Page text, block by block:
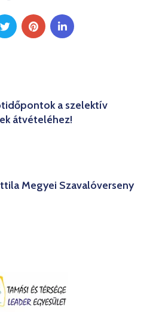
a szelektív
átvételéhez!
Megyei Szavalóverseny